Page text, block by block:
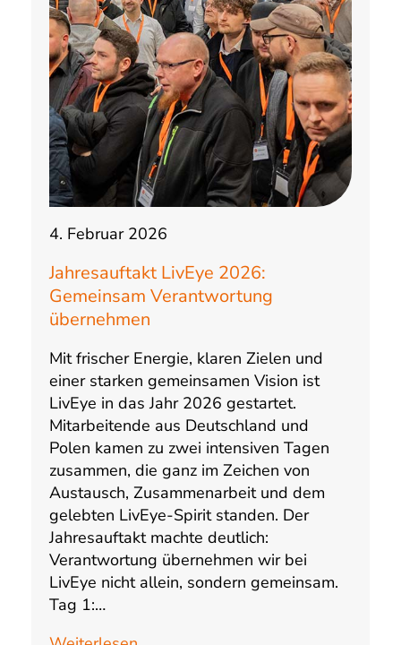
4. Februar 2026
Jahresauftakt LivEye 2026:
Gemeinsam Verantwortung
übernehmen
Mit frischer Energie, klaren Zielen und
einer starken gemeinsamen Vision ist
LivEye in das Jahr 2026 gestartet.
Mitarbeitende aus Deutschland und
Polen kamen zu zwei intensiven Tagen
zusammen, die ganz im Zeichen von
Austausch, Zusammenarbeit und dem
gelebten LivEye-Spirit standen. Der
Jahresauftakt machte deutlich:
Verantwortung übernehmen wir bei
LivEye nicht allein, sondern gemeinsam.
Tag 1:…